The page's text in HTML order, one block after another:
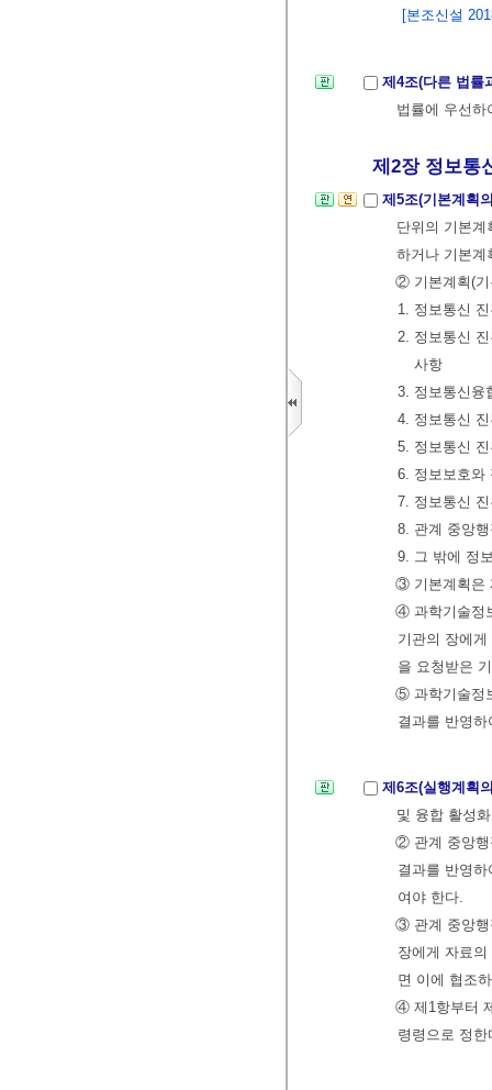
[본조신설
제4조(다른 법률
법률에 우선하
제2장 정보통신
제5조(기본계획
단위의 기본계
하거나 기본
② 기본계획(기
1. 정보통신
2. 정보통신
사항
3. 정보통신융
4. 정보통신
5. 정보통신
6. 정보보호와
7. 정보통신
8. 관계 중앙
9. 그 밖에 정
③ 기본계획은
④ 과학기술정
기관의 장에
을 요청받은
⑤ 과학기술정
결과를 반영
제6조(실행계획
및 융합 활성
② 관계 중앙행
결과를 반영
여야 한다.
③ 관계 중앙행
장에게 자료
면 이에 협조
④ 제1항부터
령령으로 정한